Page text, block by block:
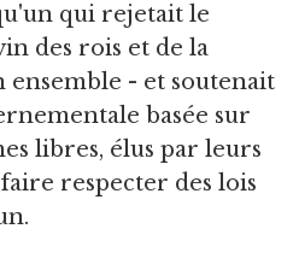
qui rejetait le
des rois et de la
ensemble - et soutenait
basée sur
libres, élus par leurs
respecter des lois